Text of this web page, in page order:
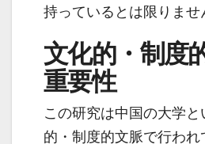
持っているとは限りませ
文化的・制度
重要性
この研究は中国の大学
的・制度的文脈で行われ